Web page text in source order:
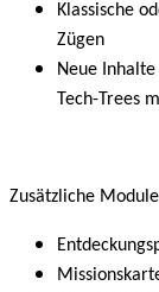
Klassische
Zügen
Neue
Tech-Trees
Zusätzliche